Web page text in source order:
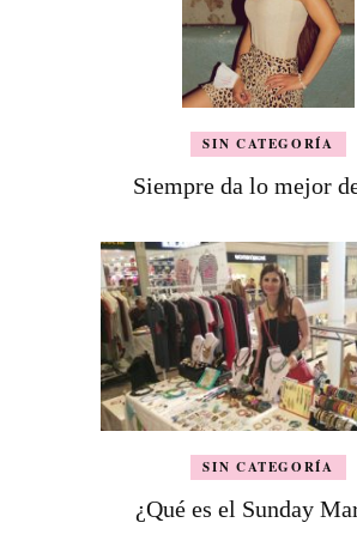
SIN CATEGORÍA
Siempre da lo mejor
SIN CATEGORÍA
¿Qué es el Sunday